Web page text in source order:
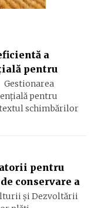
a
pentru
Gestionarea
pentru
schimbărilor
pentru
conservare a
şi Dezvoltării